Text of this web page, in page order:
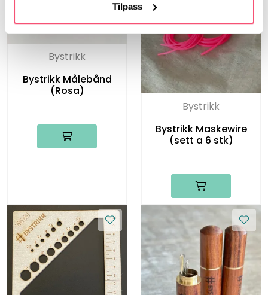
Tilpass
Bystrikk
Bystrikk Målebånd
(Rosa)
Bystrikk
Bystrikk Maskewire
(sett a 6 stk)